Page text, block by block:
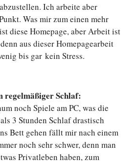
Ich arbeite aber
Was mir zum einen mehr
diese Homepage, aber Arbeit ist
aus dieser Homepagearbeit
bis gar kein Stress.
regelmäßiger Schlaf:
noch Spiele am PC, was die
3 Stunden Schlaf drastisch
Bett gehen fällt mir nach einem
noch sehr schwer, denn man
Privatleben haben, zum